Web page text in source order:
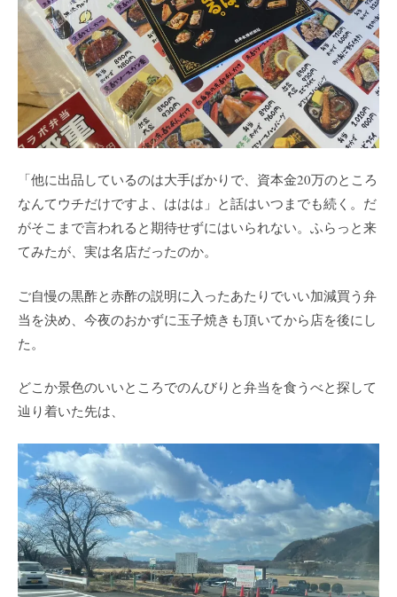
「他に出品しているのは大手ばかりで、資本金20万のところ
なんてウチだけですよ、ははは」と話はいつまでも続く。だ
がそこまで言われると期待せずにはいられない。ふらっと来
てみたが、実は名店だったのか。
ご自慢の黒酢と赤酢の説明に入ったあたりでいい加減買う弁
当を決め、今夜のおかずに玉子焼きも頂いてから店を後にし
た。
どこか景色のいいところでのんびりと弁当を食うべと探して
辿り着いた先は、